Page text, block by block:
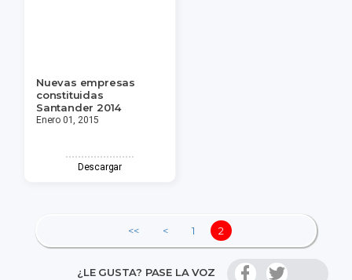
Nuevas empresas
constituidas
Santander 2014
Enero 01, 2015
Descargar
<< < 1 2
¿LE GUSTA? PASE LA VOZ